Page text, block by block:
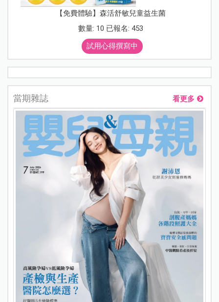
【免費體驗】森活舒敏兒童益生菌
數量: 10 已報名: 453
試用心得撰寫中
當期雜誌 看更多